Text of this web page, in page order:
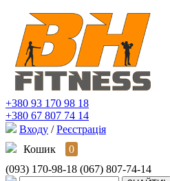
+380 93 170 98 18
+380 67 807 74 14
Входу / Реєстрація
Кошик
0
(093) 170-98-18 (067) 807-74-14